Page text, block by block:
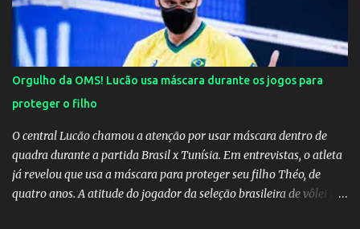
Orgulho da OMS! Lucão usa máscara durante os jogos para
proteger o filho
O central Lucão chamou a atenção por usar máscara dentro de
quadra durante a partida Brasil x Tunísia. Em entrevistas, o atleta
já revelou que usa a máscara para proteger seu filho Théo, de
quatro anos. A atitude do jogador da seleção brasileira de vôlei foi